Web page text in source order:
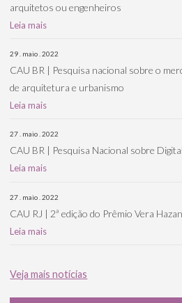
arquitetos ou engenheiros
Leia mais
29 . maio . 2022
CAU BR | Pesquisa nacional sobre o
de arquitetura e urbanismo
Leia mais
27 . maio . 2022
CAU BR | Pesquisa Nacional sobre
Leia mais
27 . maio . 2022
CAU RJ | 2ª edição do Prêmio Vera
Leia mais
Veja mais notícias